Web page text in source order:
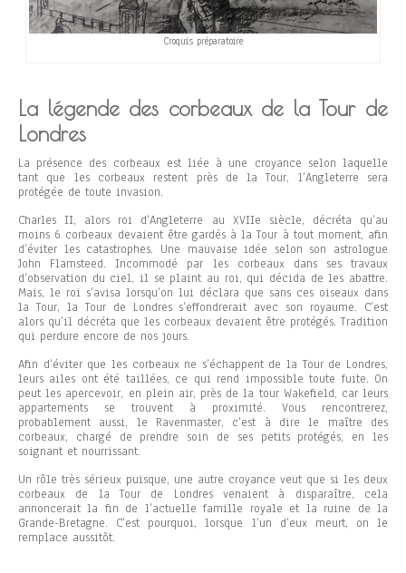
Croquis préparatoire
La légende des corbeaux de la Tour de
Londres
La présence des corbeaux est liée à une croyance selon laquelle
tant que les corbeaux restent près de la Tour, l’Angleterre sera
protégée de toute invasion.
Charles II, alors roi d’Angleterre au XVIIe siècle, décréta qu’au
moins 6 corbeaux devaient être gardés à la Tour à tout moment, afin
d’éviter les catastrophes. Une mauvaise idée selon son astrologue
John Flamsteed. Incommodé par les corbeaux dans ses travaux
d’observation du ciel, il se plaint au roi, qui décida de les abattre.
Mais, le roi s’avisa lorsqu’on lui déclara que sans ces oiseaux dans
la Tour, la Tour de Londres s’effondrerait avec son royaume. C’est
alors qu’il décréta que les corbeaux devaient être protégés. Tradition
qui perdure encore de nos jours.
Afin d’éviter que les corbeaux ne s’échappent de la Tour de Londres,
leurs ailes ont été taillées, ce qui rend impossible toute fuite. On
peut les apercevoir, en plein air, près de la tour Wakefield, car leurs
appartements se trouvent à proximité. Vous rencontrerez,
probablement aussi, le Ravenmaster, c’est à dire le maître des
corbeaux, chargé de prendre soin de ses petits protégés, en les
soignant et nourrissant.
Un rôle très sérieux puisque, une autre croyance veut que si les deux
corbeaux de la Tour de Londres venaient à disparaître, cela
annoncerait la fin de l’actuelle famille royale et la ruine de la
Grande-Bretagne. C’est pourquoi, lorsque l’un d’eux meurt, on le
remplace aussitôt.